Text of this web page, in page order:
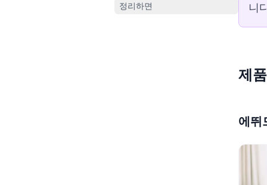
정리하면
니
제
에뛰